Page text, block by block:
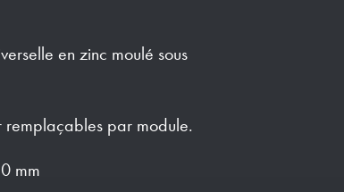
en zinc moulé sous
remplaçables par module.
mm